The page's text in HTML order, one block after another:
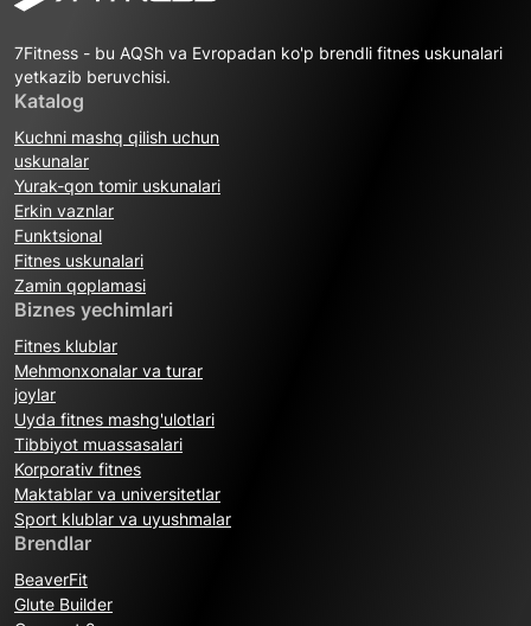
7Fitness - bu AQSh va Evropadan ko'p brendli fitnes uskunalari
yetkazib beruvchisi.
Katalog
Kuchni mashq qilish uchun
uskunalar
Yurak-qon tomir uskunalari
Erkin vaznlar
Funktsional
Fitnes uskunalari
Zamin qoplamasi
Biznes yechimlari
Fitnes klublar
Mehmonxonalar va turar
joylar
Uyda fitnes mashg'ulotlari
Tibbiyot muassasalari
Korporativ fitnes
Maktablar va universitetlar
Sport klublar va uyushmalar
Brendlar
BeaverFit
Glute Builder